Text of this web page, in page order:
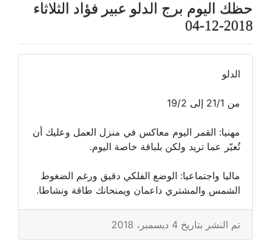
حظك اليوم برج الدلو عبير فؤاد الثلاثاء
2018-12-04
الدلو
من 21/1 إلى 19/2
مهنيا: القمر اليوم معاكس في منزل العمل وعليك أن
تُعبّر عما تريد ولكن بلباقة خاصة اليوم.
ماليا واجتماعيا: الوضع الفلكي دقيق ورغم الضغوط
الشمس والمشتري داعمان ويمنحانك طاقة ونشاطا.
تم النشر بتاريخ 4 ديسمبر، 2018